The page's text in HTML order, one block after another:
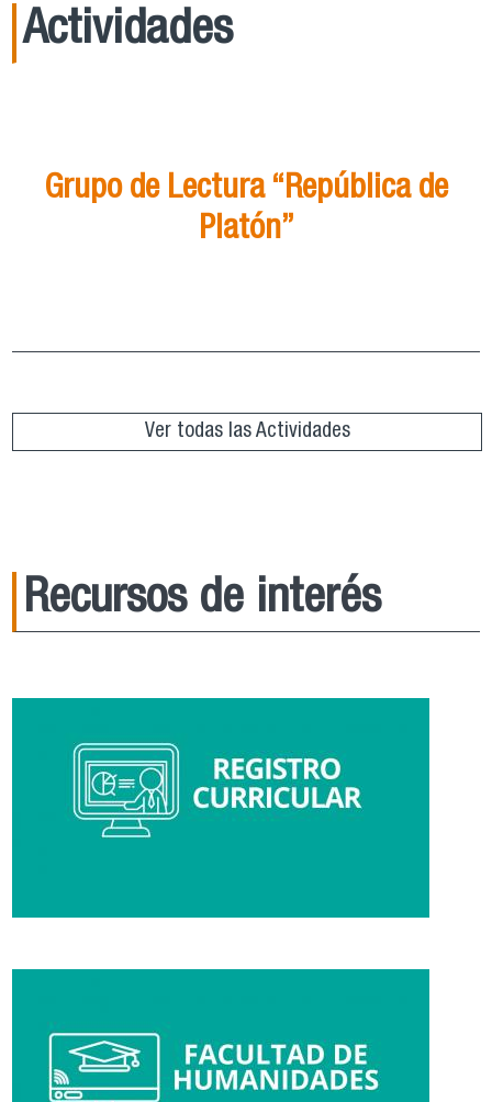
Actividades
Grupo de Lectura “República de
Platón”
Ver todas las Actividades
Recursos de interés